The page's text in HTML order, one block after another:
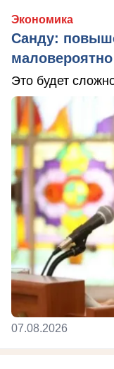
Экономика
Санду:
маловероятно
Это будет
07.08.2026